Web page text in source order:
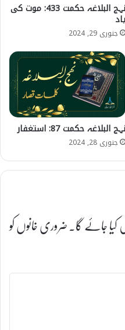
نہج البلاغہ حکمت 433: موت کی
یاد
جنوری 29, 2024
نہج البلاغہ حکمت 87: استغفار
جنوری 28, 2024
جائے گا۔ضروری خانوں کو